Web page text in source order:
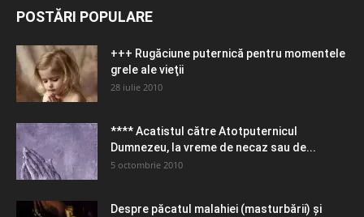
POSTĂRI POPULARE
+++ Rugăciune puternică pentru momentele
grele ale vieţii
28 iulie 2010
**** Acatistul către Atotputernicul
Dumnezeu, la vreme de necaz sau de...
5 octombrie 2010
Despre păcatul malahiei (masturbării) şi